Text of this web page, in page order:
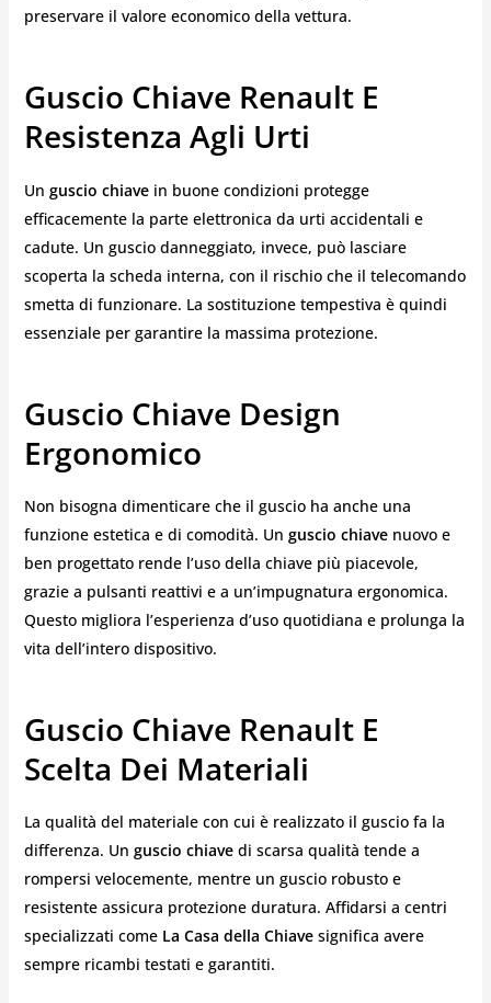
preservare il valore economico della vettura.
Guscio Chiave Renault E
Resistenza Agli Urti
Un guscio chiavein buone condizioni protegge
efficacemente la parte elettronica da urti accidentali e
cadute. Un guscio danneggiato, invece, può lasciare
scoperta la scheda interna, con il rischio che il telecomando
smetta di funzionare. La sostituzione tempestiva è quindi
essenziale per garantire la massima protezione.
Guscio Chiave Design
Ergonomico
Non bisogna dimenticare che il guscio ha anche una
funzione estetica e di comodità. Un guscio chiave nuovo e
ben progettato rende l’uso della chiave più piacevole,
grazie a pulsanti reattivi e a un’impugnatura ergonomica.
Questo migliora l’esperienza d’uso quotidiana e prolunga la
vita dell’intero dispositivo.
Guscio Chiave Renault E
Scelta Dei Materiali
La qualità del materiale con cui è realizzato il guscio fa la
differenza. Un guscio chiave di scarsa qualità tende a
rompersi velocemente, mentre un guscio robusto e
resistente assicura protezione duratura. Affidarsi a centri
specializzati come La Casa della Chiavesignifica avere
sempre ricambi testati e garantiti.